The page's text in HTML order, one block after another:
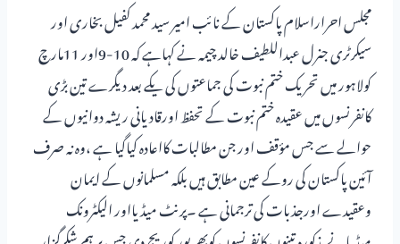
مجلس احراراسلام پاکستان کے نائب امیر سید محمد کفیل بخاری اور
سیکرٹری جنرل عبداللطیف خالد چیمہ نے کہاہے کہ 10-9اور 11مارچ
کولاہور میں تحریک ختم نبوت کی جماعتوں کی یکے بعد دیگرے تین بڑی
کانفرنسوں میں عقیدہ ختم نبوت کے تحفظ اورقادیانی ریشہ دوانیوں کے
حوالے سے جس مؤقف اور جن مطالبات کااعادہ کیاگیا ہے ،وہ نہ صرف
آئین پاکستان کی روکے عین مطابق ہیں بلکہ مسلمانوں کے ایمان
وعقیدے اورجذبات کی ترجمانی ہے ۔پرنٹ میڈیااور الیکٹرونک